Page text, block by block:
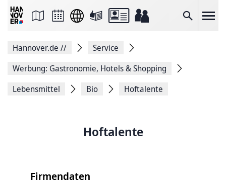
Suche
Seite
Facebook
teilen
Seitenlink
Hannover.de //
Service
Werbung: Gastronomie, Hotels & Shopping
Lebensmittel
Bio Hoftalente
Hoftalente
Firmendaten